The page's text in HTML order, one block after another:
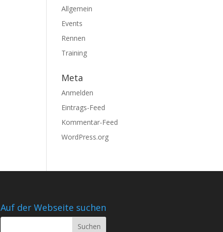
Allgemein
Events
Rennen
Training
Meta
Anmelden
Eintrags-Feed
Kommentar-Feed
WordPress.org
Auf der Webseite suchen